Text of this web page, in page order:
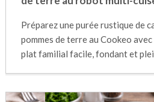
Préparez une purée rustique de
pommes de terre au Cookeo avec
plat familial facile, fondant et